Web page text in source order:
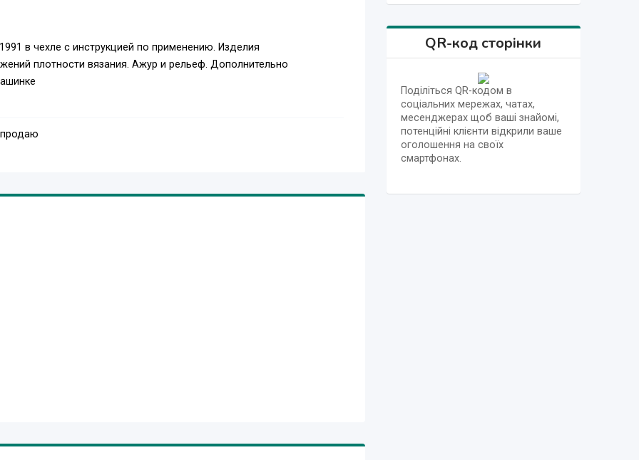
в чехле с инструкцией по применению. Изделия
плотности вязания. Ажур и рельеф. Дополнительно
QR-код сторінки
Поділіться QR-кодом в
соціальних мережах, чатах,
месенджерах щоб ваші знайомі,
потенційні клієнти відкрили ваше
оголошення на своїх
смартфонах.